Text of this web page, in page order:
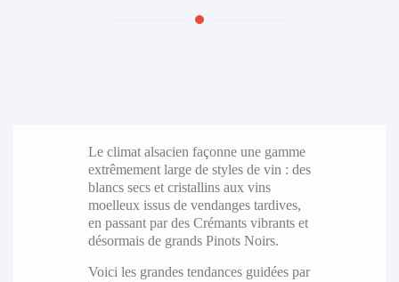
Le climat alsacien façonne une gamme
extrêmement large de styles de vin : des
blancs secs et cristallins aux vins
moelleux issus de vendanges tardives,
en passant par des Crémants vibrants et
désormais de grands Pinots Noirs.
Voici les grandes tendances guidées par